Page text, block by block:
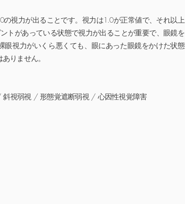
視力が出ることです。視力は1.0が正常値で、それ以上
トがあっている状態で視力が出ることが重要で、眼鏡を
眼視力がいくら悪くても、眼にあった眼鏡をかけた状態
りません。
視弱視 / 形態覚遮断弱視 / 心因性視覚障害